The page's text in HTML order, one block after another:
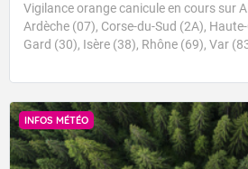
Vigilance orange canicule en cours sur
Ardèche (07), Corse-du-Sud (2A),
Gard (30), Isère (38), Rhône (69), Var
INFOS MÉTÉO